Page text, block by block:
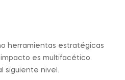
herramientas estratégicas
es multifacético.
nivel.